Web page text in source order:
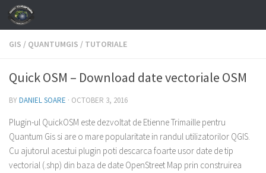
Skip to content
GIS / QUANTUMGIS / TUTORIALE
Quick OSM – Download date vectoriale OSM
BYDANIEL SOARE · OCTOBER 3, 2016
Plugin-ul QuickOSM este dezvoltat de Etienne Trimaille pentru
Quantum Gis si are o mare popularitate in randul utilizatorilor QGIS.
Cu ajutorul acestui plugin poti descarca foarte usor date de tip
vectorial (.shp) din baza de date OpenStreet Map prin construirea